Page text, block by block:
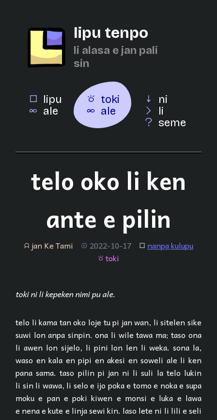
lipu tenpo
li alasa e jan pali
sin
lipu
ale
toki
ale
ni
li
seme
telo oko li ken
ante e pilin
jan jan Ke Tami tenpo 2022-10-17 lipu nanpa kulupu
toki toki
toki ni li kepeken nimi pu ale.
telo li kama tan oko loje tu pi jan wan, li sitelen sike
suwi lon anpa sinpin. ona li wile tawa ma; taso ona
li awen lon sijelo, li pini lon len li weka. sona la,
waso en kala en pipi en akesi en soweli ale li ken
pana sama. taso pilin pi jan ni li suli la telo lukin
li sin li wawa, li selo e ijo poka e tomo e noka e supa
moku e pan e poki kiwen e monsi e luka e lawa
e nena e kute e linja sewi kin. laso lete ni li lili e seli